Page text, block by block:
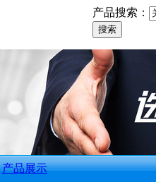
产品搜索：
产品展示